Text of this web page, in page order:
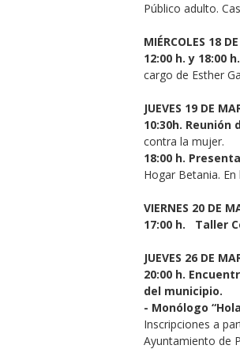
Público adulto.
MIÉRCOLES 18
12:00 h. y 18:00
cargo de Esther
JUEVES 19 DE
10:30h. Reunión
contra la mujer.
18:00 h.
Hogar Betania.
VIERNES 20 DE
17:00 h.
Taller
JUEVES 26 DE
20:00 h.
del municipio.
- Monólogo
Inscripciones a
Ayuntamiento de